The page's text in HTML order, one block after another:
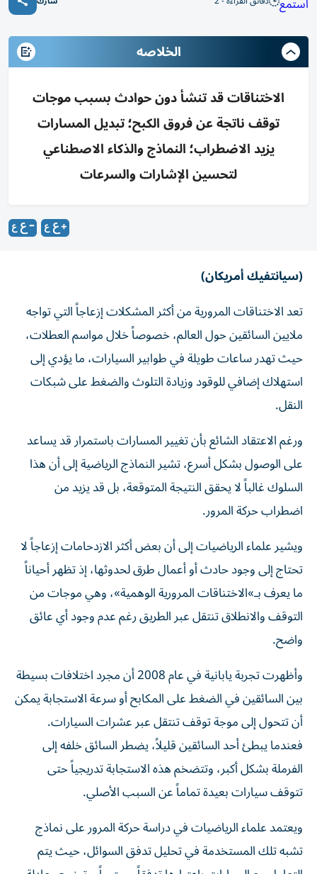
الخلاصه
الاختناقات قد تنشأ دون حوادث بسبب موجات
توقف ناتجة عن فروق الكبح؛ تبديل المسارات
يزيد الاضطراب؛ النماذج والذكاء الاصطناعي
لتحسين الإشارات والسرعات
(سيانتفيك أمريكان)
تعد الاختناقات المرورية من أكثر المشكلات إزعاجاً التي تواجه
ملايين السائقين حول العالم، خصوصاً خلال مواسم العطلات،
حيث تهدر ساعات طويلة في طوابير السيارات، ما يؤدي إلى
استهلاك إضافي للوقود وزيادة التلوث والضغط على شبكات
النقل.
ورغم الاعتقاد الشائع بأن تغيير المسارات باستمرار قد يساعد
على الوصول بشكل أسرع، تشير النماذج الرياضية إلى أن هذا
السلوك غالباً لا يحقق النتيجة المتوقعة، بل قد يزيد من
اضطراب حركة المرور.
ويشير علماء الرياضيات إلى أن بعض أكثر الازدحامات إزعاجاً لا
تحتاج إلى وجود حادث أو أعمال طرق لحدوثها، إذ تظهر أحياناً
ما يعرف بـ»الاختناقات المرورية الوهمية»، وهي موجات من
التوقف والانطلاق تنتقل عبر الطريق رغم عدم وجود أي عائق
واضح.
وأظهرت تجربة يابانية في عام 2008 أن مجرد اختلافات بسيطة
بين السائقين في الضغط على المكابح أو سرعة الاستجابة يمكن
أن تتحول إلى موجة توقف تنتقل عبر عشرات السيارات.
فعندما يبطئ أحد السائقين قليلاً، يضطر السائق خلفه إلى
الفرملة بشكل أكبر، وتتضخم هذه الاستجابة تدريجياً حتى
تتوقف سيارات بعيدة تماماً عن السبب الأصلي.
ويعتمد علماء الرياضيات في دراسة حركة المرور على نماذج
تشبه تلك المستخدمة في تحليل تدفق السوائل، حيث يتم